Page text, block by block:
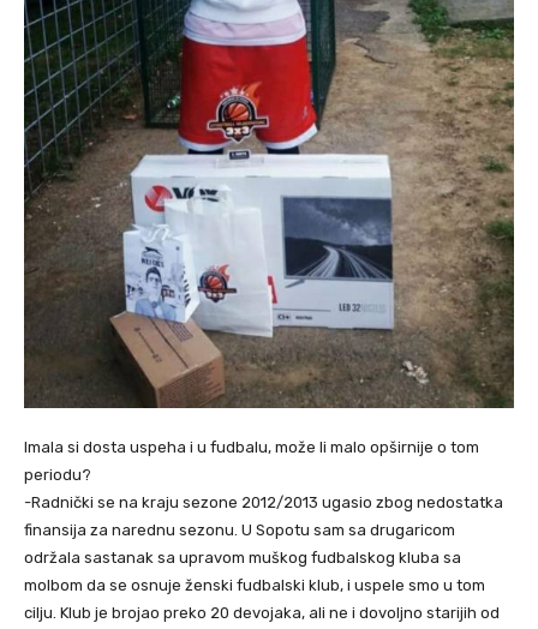
Imala si dosta uspeha i u fudbalu, može li malo opširnije o tom
periodu?
-Radnički se na kraju sezone 2012/2013 ugasio zbog nedostatka
finansija za narednu sezonu. U Sopotu sam sa drugaricom
održala sastanak sa upravom muškog fudbalskog kluba sa
molbom da se osnuje ženski fudbalski klub, i uspele smo u tom
cilju. Klub je brojao preko 20 devojaka, ali ne i dovoljno starijih od